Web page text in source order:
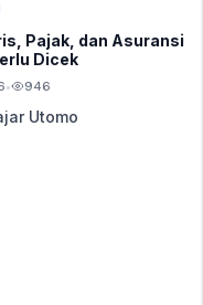
Pajak, dan Asuransi
Dicek
• 946
Utomo